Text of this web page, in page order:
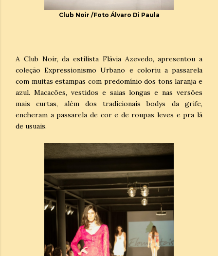
Club Noir /Foto Álvaro Di Paula
A Club Noir, da estilista Flávia Azevedo, apresentou a
coleção Expressionismo Urbano e coloriu a passarela
com muitas estampas com predomínio dos tons laranja e
azul. Macacões, vestidos e saias longas e nas versões
mais curtas, além dos tradicionais bodys da grife,
encheram a passarela de cor e de roupas leves e pra lá
de usuais.